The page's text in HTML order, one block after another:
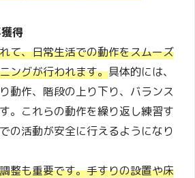
得
て、日常生活での動作をスムーズ
ングが行われます。具体的には、
動作、階段の上り下り、バランス
。これらの動作を繰り返し練習す
の活動が安全に行えるようになり
整も重要です。手すりの設置や床